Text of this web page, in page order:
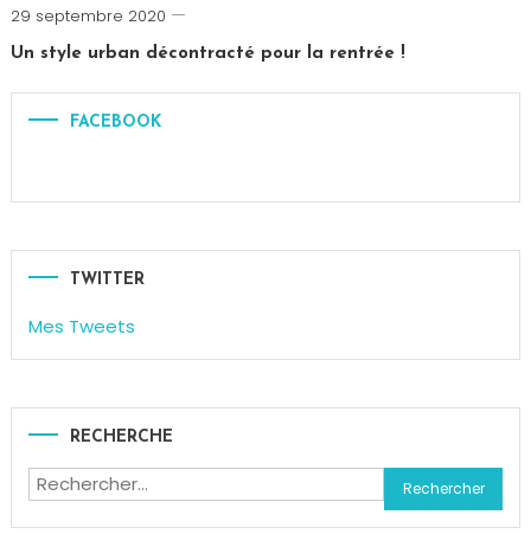
29 septembre 2020
Romain-
Paris
Un style urban décontracté pour la rentrée !
Tagged
Look,
FACEBOOK
TWITTER
Mes Tweets
RECHERCHE
Rechercher :